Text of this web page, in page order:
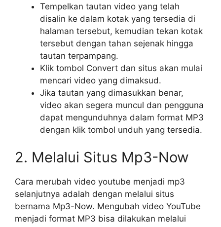
Tempelkan tautan video yang telah
disalin ke dalam kotak yang tersedia di
halaman tersebut, kemudian tekan kotak
tersebut dengan tahan sejenak hingga
tautan terpampang.
Klik tombol Convert dan situs akan mulai
mencari video yang dimaksud.
Jika tautan yang dimasukkan benar,
video akan segera muncul dan pengguna
dapat mengunduhnya dalam format MP3
dengan klik tombol unduh yang tersedia.
2. Melalui Situs Mp3-Now
Cara merubah video youtube menjadi mp3
selanjutnya adalah dengan melalui situs
bernama Mp3-Now. Mengubah video YouTube
menjadi format MP3 bisa dilakukan melalui